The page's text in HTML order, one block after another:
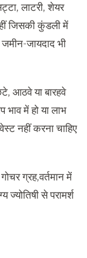
लाटरी, शेयर
जिसकी कुंडली में
जमीन-जायदाद भी
आठवे या बारहवे
भाव में हो या लाभ
नहीं करना चाहिए
ग्रह,वर्तमान में
ज्योतिषी से परामर्श